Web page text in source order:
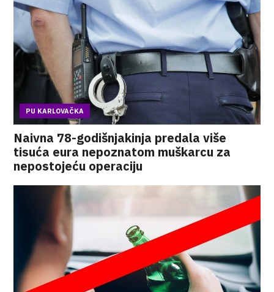
PU KARLOVAČKA
Naivna 78-godišnjakinja predala više
tisuća eura nepoznatom muškarcu za
nepostojeću operaciju